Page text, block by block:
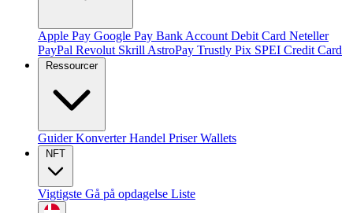
Apple Pay Google Pay Bank Account Debit Card Neteller
PayPal Revolut Skrill AstroPay Trustly Pix SPEI Credit Card
Ressourcer
GuiderKonverterHandel PriserWallets
NFT
Vigtigste Gå på opdagelse Liste